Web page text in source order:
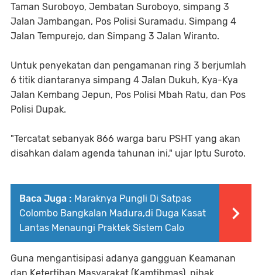
Taman Suroboyo, Jembatan Suroboyo, simpang 3
Jalan Jambangan, Pos Polisi Suramadu, Simpang 4
Jalan Tempurejo, dan Simpang 3 Jalan Wiranto.
Untuk penyekatan dan pengamanan ring 3 berjumlah
6 titik diantaranya simpang 4 Jalan Dukuh, Kya-Kya
Jalan Kembang Jepun, Pos Polisi Mbah Ratu, dan Pos
Polisi Dupak.
"Tercatat sebanyak 866 warga baru PSHT yang akan
disahkan dalam agenda tahunan ini," ujar Iptu Suroto.
Baca Juga : Maraknya Pungli Di Satpas
Colombo Bangkalan Madura,di Duga Kasat
Lantas Menaungi Praktek Sistem Calo
Guna mengantisipasi adanya gangguan Keamanan
dan Ketertiban Masyarakat (Kamtibmas), pihak